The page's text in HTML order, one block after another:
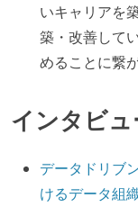
いキャリアを
築・改善して
めることに繋
インタビ
データドリブ
けるデータ組